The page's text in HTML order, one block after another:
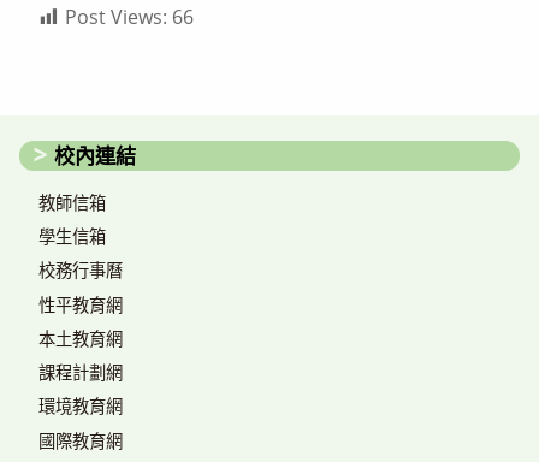
Post Views: 66
校內連結
教師信箱
學生信箱
校務行事曆
性平教育網
本土教育網
課程計劃網
環境教育網
國際教育網